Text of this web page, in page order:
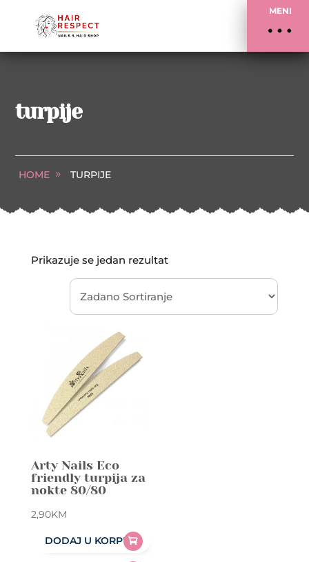
MENI
turpije
HOME TURPIJE
Prikazuje se jedan rezultat
Arty Nails Eco
friendly turpija za
nokte 80/80
2,90KM
DODAJ U KORPU